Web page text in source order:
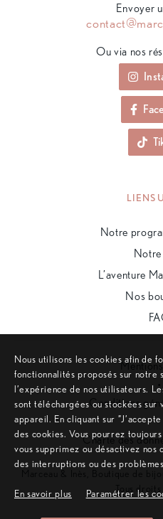
Envoyer
Ou via nos
LIENS
Notre
L’aventure
Nos
Conditions
Charte des
Marceau & Inès, Boutique de
Tous droits
Nous utilisons les cookies afin de
fonctionnalités proposés sur notre
l’expérience de nos utilisateurs.
sont téléchargées ou stockées
appareil. En cliquant sur
des cookies. Vous pourrez
vous supprimez ou désactivez
des interruptions ou des
En savoir plus Paramétrer les